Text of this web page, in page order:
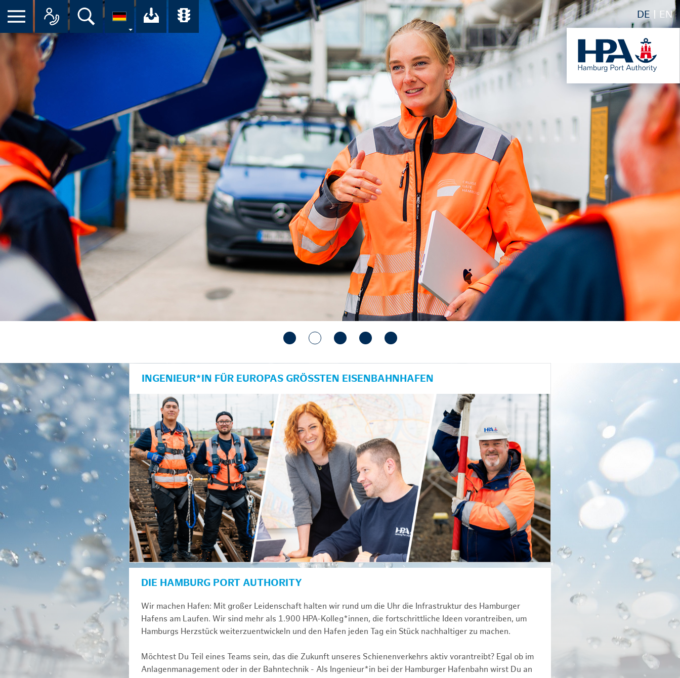
DE EN
Suche Ihr Download-Center der HPA
Übersicht aller Verkehrsmeldungen im Hafen am
INGENIEUR*IN FÜR EUROPAS GRÖSSTEN EISENBAHNHAFEN
DIE HAMBURG PORT AUTHORITY
Wir machen Hafen: Mit großer Leidenschaft halten wir rund um die Uhr die Infrastruktur des Hamburger
Hafens am Laufen. Wir sind mehr als 1.900 HPA-Kolleg*innen, die fortschrittliche Ideen vorantreiben, um
Hamburgs Herzstück weiterzuentwickeln und den Hafen jeden Tag ein Stück nachhaltiger zu machen.
Möchtest Du Teil eines Teams sein, das die Zukunft unseres Schienenverkehrs aktiv vorantreibt? Egal ob im
Anlagenmanagement oder in der Bahntechnik - Als Ingenieur*in bei der Hamburger Hafenbahn wirst Du an